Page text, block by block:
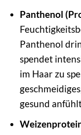
Panthenol
Panthenol
spendet
im Haar zu
gesund